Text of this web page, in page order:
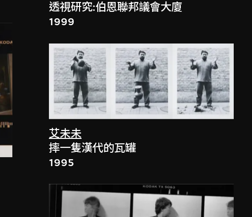
透視研究:伯恩聯邦議會大廈
1999
艾未未
摔一隻漢代的瓦罐
1995